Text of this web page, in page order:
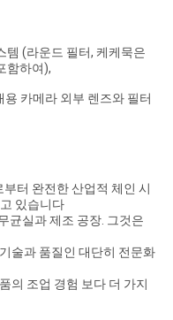
템 (라운드 필터, 케케묵은
함하여),
카메라 외부 렌즈와 필터
터 완전한 산업적 체인 시
있습니다
균실과 제조 공장. 그것은
술과 품질인 대단히 전문화
의 조업 경험 보다 더 가지